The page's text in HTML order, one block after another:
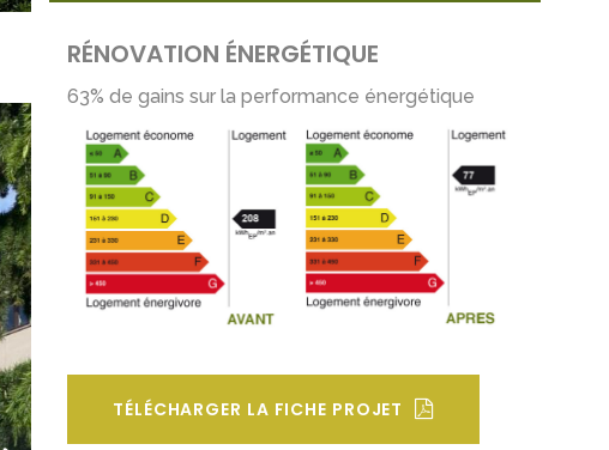
RÉNOVATION ÉNERGÉTIQUE
63% de gains sur la performance énergétique
TÉLÉCHARGER LA FICHE PROJET